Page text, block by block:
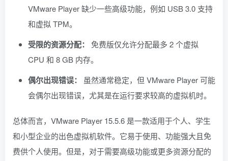
VMware Player 缺少一些高级功能，例如 USB 3.0 支持
和虚拟 TPM。
受限的资源分配：
免费版仅允许分配最多 2 个虚拟
CPU 和 8 GB 内存。
偶尔出现错误：
虽然通常稳定，但 VMware Player 可能
会偶尔出现错误，尤其是在运行要求较高的虚拟机时。
总体而言，VMware Player 15.5.6 是一款适用于个人、学生
和小型企业的出色虚拟机软件。它易于使用、功能强大且免
费供个人使用。但是，对于需要高级功能或更多资源分配的